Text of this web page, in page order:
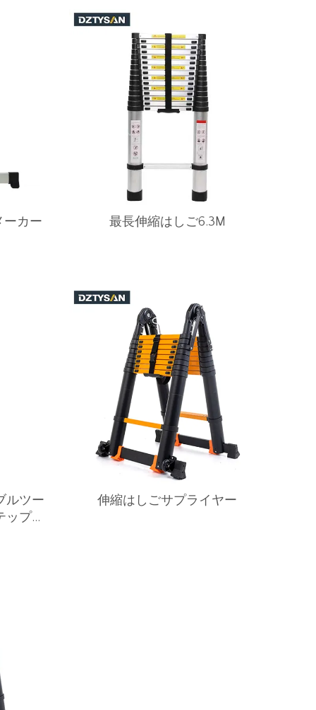
ーカー 最長伸縮はしご6.3M
ルツー
プホ
伸縮はしごサプライヤー